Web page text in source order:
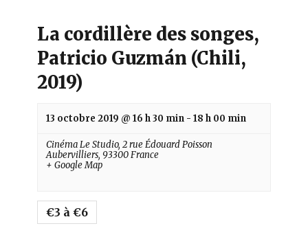
La cordillère des songes,
Patricio Guzmán (Chili,
2019)
13 octobre 2019 @ 16 h 30 min -18 h 00 min
Cinéma Le Studio,2 rue Édouard Poisson
Aubervilliers, 93300 France
+ Google Map
€3 à €6